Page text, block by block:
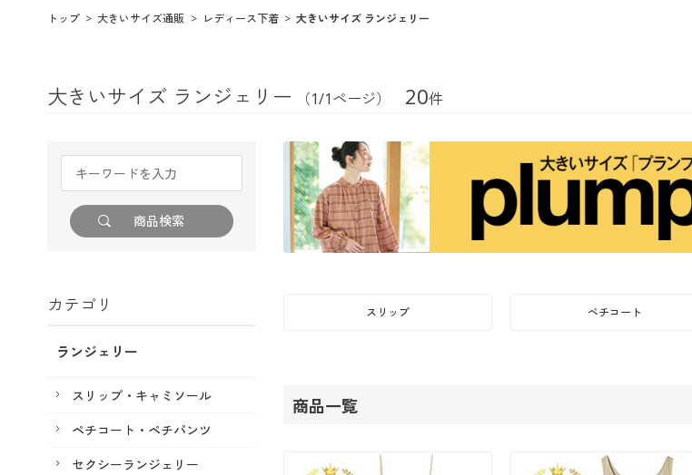
レディース通販すべて
女性下着
インナー・下着通販すべて
メンズ下着
ジュニア・ティーンズ下着
メンズ通販すべて
メンズ下着キッチン・雑貨・日用品
トップ 大きいサイズ通販 レディース下着 大きいサイズ ランジェリー
大きいサイズ ランジェリー （1/1ページ） 20件
スリップ ペチコート
商品一覧
カテゴリ
ランジェリー
スリップ・キャミソール
ペチコート・ペチパンツ
セクシーランジェリー